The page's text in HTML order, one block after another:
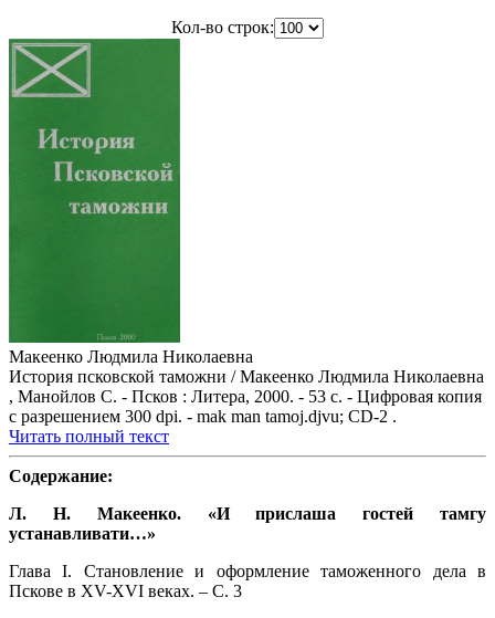
Кол-во строк:
Макеенко Людмила Николаевна
История псковской таможни / Макеенко Людмила Николаевна
, Манойлов С. - Псков : Литера, 2000. - 53 с. - Цифровая копия
с разрешением 300 dpi. - mak man tamoj.djvu; CD-2 .
Читать полный текст
Содержание:
Л. Н. Макеенко. «И прислаша гостей тамгу
устанавливати…»
Глава I. Становление и оформление таможенного дела в
Пскове в XV-XVI веках. – С. 3